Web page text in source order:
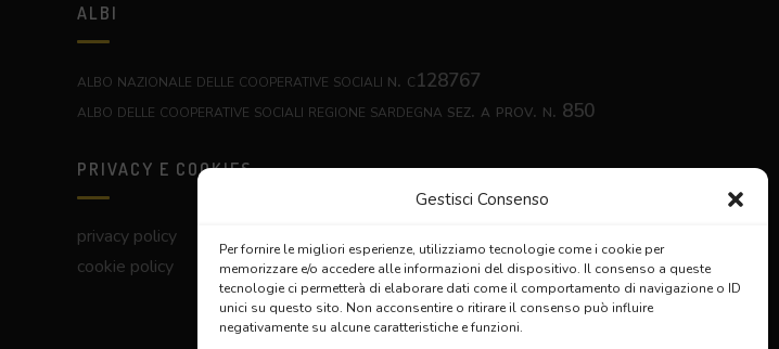
Gestisci Consenso
Per fornire le migliori esperienze, utilizziamo tecnologie come i cookie per
memorizzare e/o accedere alle informazioni del dispositivo. Il consenso a queste
tecnologie ci permetterà di elaborare dati come il comportamento di navigazione o ID
unici su questo sito. Non acconsentire o ritirare il consenso può influire
negativamente su alcune caratteristiche e funzioni.
ALBI
albo nazionale delle cooperative sociali n. c128767
albo delle cooperative sociali regione sardegna sez. a prov. n. 850
PRIVACY E COOKIES
privacy policy
cookie policy